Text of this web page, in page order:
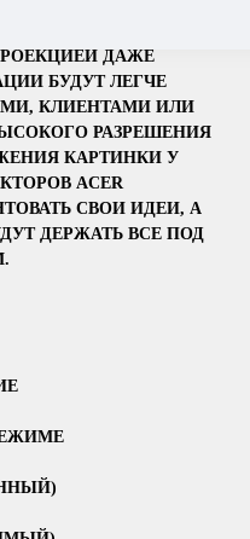
ДАЖЕ
БУДУТ ЛЕГЧЕ
КЛИЕНТАМИ ИЛИ
РАЗРЕШЕНИЯ
КАРТИНКИ У
ACER
СВОИ ИДЕИ, А
ДЕРЖАТЬ ВСЕ ПОД